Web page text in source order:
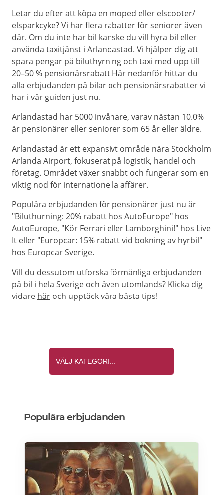
Letar du efter att köpa en moped eller elscooter/
elsparkcyke? Vi har flera rabatter för seniorer även
där. Om du inte har bil kanske du vill hyra bil eller
använda taxitjänst i Arlandastad. Vi hjälper dig att
spara pengar på biluthyrning och taxi med upp till
20–50 % pensionärsrabatt.Här nedanför hittar du
alla erbjudanden på bilar och pensionärsrabatter vi
har i vår guiden just nu.
Arlandastad har 5000 invånare, varav nästan 10.0%
är pensionärer eller seniorer som 65 år eller äldre.
Arlandastad är ett expansivt område nära Stockholm
Arlanda Airport, fokuserat på logistik, handel och
företag. Området växer snabbt och fungerar som en
viktig nod för internationella affärer.
Populära erbjudanden för pensionärer just nu är
"Biluthurning: 20% rabatt hos AutoEurope" hos
AutoEurope, "Kör Ferrari eller Lamborghini!" hos Live
It eller "Europcar: 15% rabatt vid bokning av hyrbil"
hos Europcar Sverige.
Vill du dessutom utforska förmånliga erbjudanden
på bil i hela Sverige och även utomlands? Klicka dig
vidare här och upptäck våra bästa tips!
Populära erbjudanden